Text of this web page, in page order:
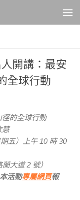
開講：最安
全球行動
的全球行動
慧
五）上午 10 時 30
大道 2 號）
活動專屬網頁報